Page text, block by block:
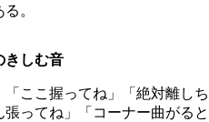
。
きしむ音
「ここ握ってね」「絶対離しち
ってね」「コーナー曲がると